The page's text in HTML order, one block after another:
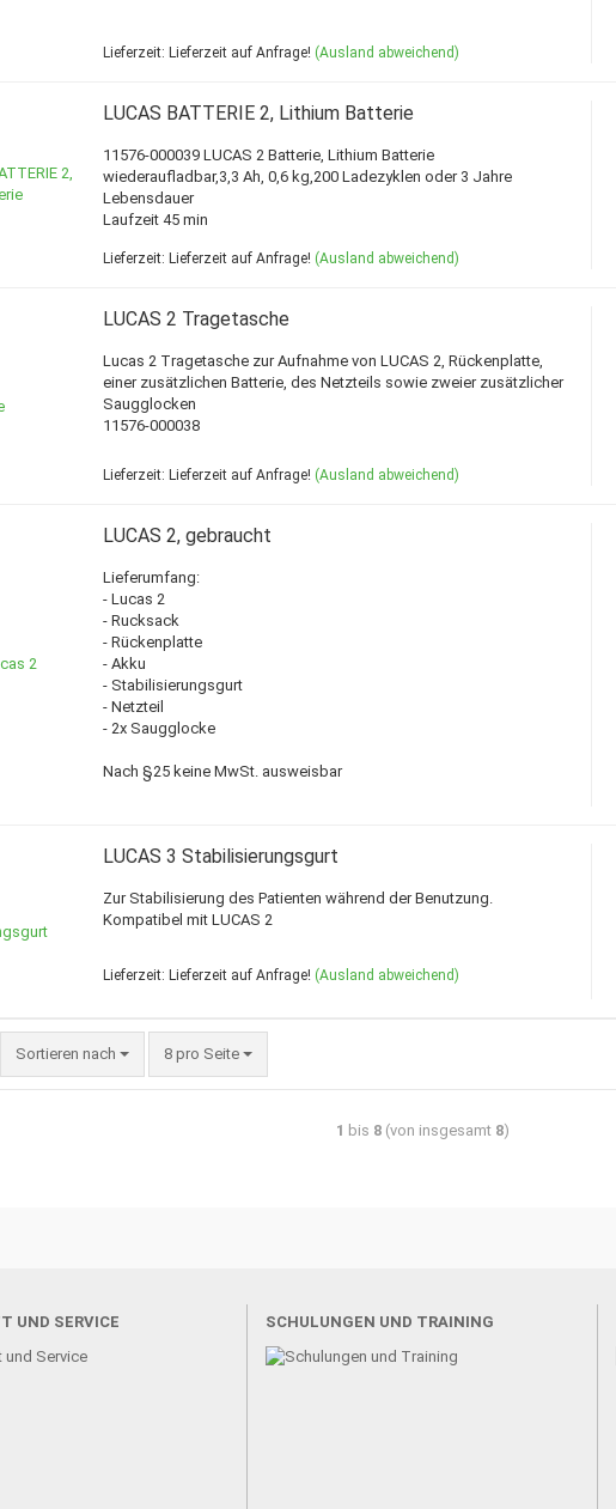
Lieferzeit: Lieferzeit auf Anfrage! (Ausland abweichend)
LUCAS BATTERIE 2, Lithium Batterie
11576-000039 LUCAS 2 Batterie, Lithium Batterie
wiederaufladbar,3,3 Ah, 0,6 kg,200 Ladezyklen oder 3 Jahre
Lebensdauer
Laufzeit 45 min
Lieferzeit: Lieferzeit auf Anfrage! (Ausland abweichend)
LUCAS 2 Tragetasche
Lucas 2 Tragetasche zur Aufnahme von LUCAS 2, Rückenplatte,
einer zusätzlichen Batterie, des Netzteils sowie zweier zusätzlicher
Saugglocken
11576-000038
Lieferzeit: Lieferzeit auf Anfrage! (Ausland abweichend)
LUCAS 2, gebraucht
Lieferumfang:
- Lucas 2
- Rucksack
- Rückenplatte
- Akku
- Stabilisierungsgurt
- Netzteil
- 2x Saugglocke
Nach §25 keine MwSt. ausweisbar
LUCAS 3 Stabilisierungsgurt
Zur Stabilisierung des Patienten während der Benutzung.
Kompatibel mit LUCAS 2
Lieferzeit: Lieferzeit auf Anfrage! (Ausland abweichend)
Sortieren nach 8 pro Seite
1 bis 8(von insgesamt 8)
UND SERVICE SCHULUNGEN UND TRAINING